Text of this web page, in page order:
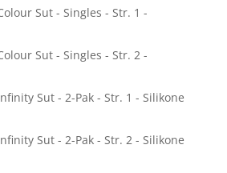
Sut - Singles - Str. 1 -
Sut - Singles - Str. 2 -
Sut - 2-Pak - Str. 1 - Silikone
Sut - 2-Pak - Str. 2 - Silikone